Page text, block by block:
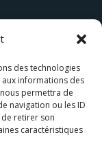
des technologies
informations des
permettra de
navigation ou les ID
de retirer son
caractéristiques